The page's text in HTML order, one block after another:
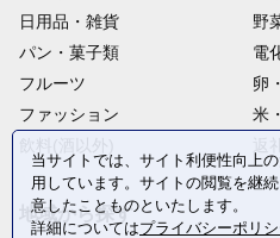
日用品・雑貨
野
パン・菓子類
電
フルーツ
卵
ファッション
米
地域から探す
当サイトでは、サイト利便性向上
用しています。サイトの閲覧を継
意したことものといたします。
詳細についてはプライバシーポリ